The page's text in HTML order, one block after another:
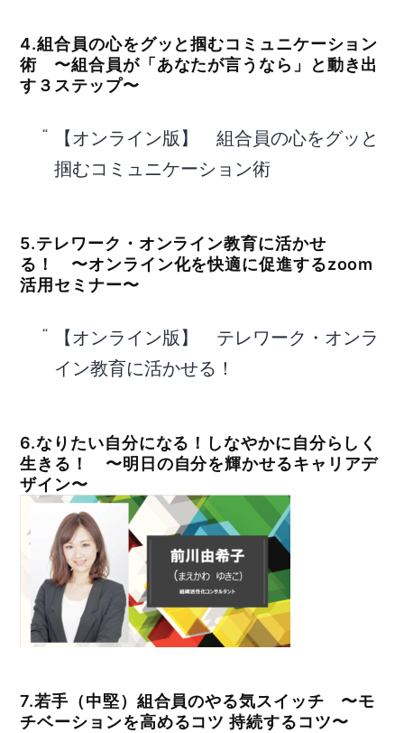
4.組合員の心をグッと掴むコミュニケーション
術 〜組合員が「あなたが言うなら」と動き出
す３ステップ〜
【オンライン版】 組合員の心をグッと
掴むコミュニケーション術
5.テレワーク・オンライン教育に活かせ
る！ 〜オンライン化を快適に促進するzoom
活用セミナー〜
【オンライン版】 テレワーク・オンラ
イン教育に活かせる！
6.なりたい自分になる！しなやかに自分らしく
生きる！ 〜明日の自分を輝かせるキャリアデ
ザイン〜
7.若手（中堅）組合員のやる気スイッチ 〜モ
チベーションを高めるコツ 持続するコツ〜